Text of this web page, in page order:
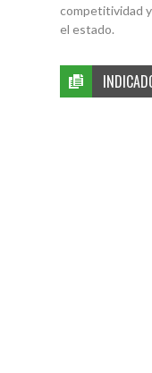
competitividad
el estado.